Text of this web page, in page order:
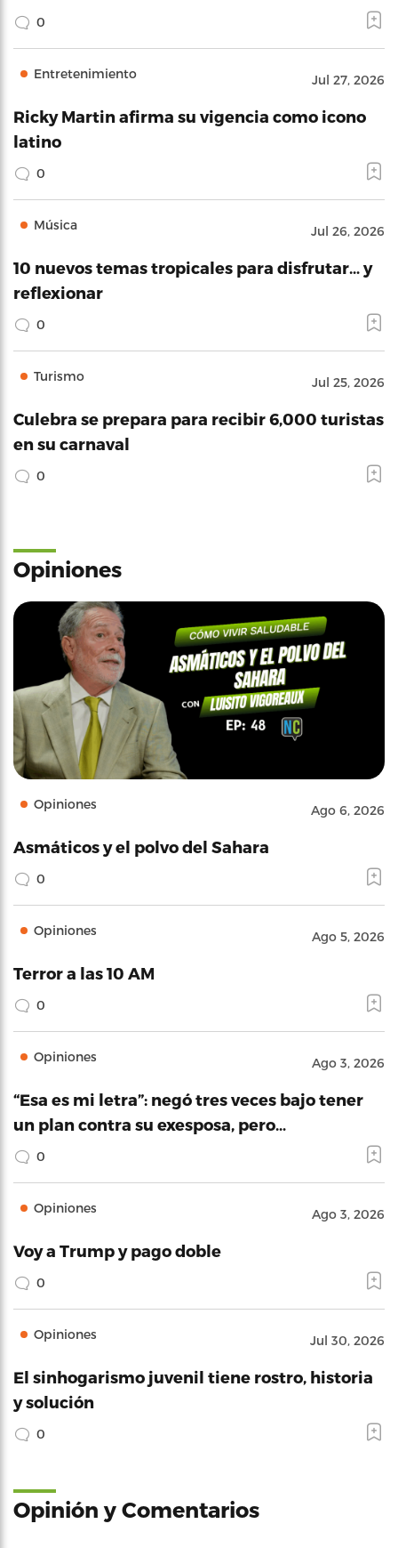
0
Entretenimiento Jul 27, 2026
Ricky Martin afirma su vigencia como icono
latino
0
Música Jul 26, 2026
10 nuevos temas tropicales para disfrutar… y
reflexionar
0
Turismo Jul 25, 2026
Culebra se prepara para recibir 6,000 turistas
en su carnaval
0
Opiniones
Opiniones Ago 6, 2026
Asmáticos y el polvo del Sahara
0
Opiniones Ago 5, 2026
Terror a las 10 AM
0
Opiniones Ago 3, 2026
“Esa es mi letra”: negó tres veces bajo tener
un plan contra su exesposa, pero…
0
Opiniones Ago 3, 2026
Voy a Trump y pago doble
0
Opiniones Jul 30, 2026
El sinhogarismo juvenil tiene rostro, historia
y solución
0
Opinión y Comentarios